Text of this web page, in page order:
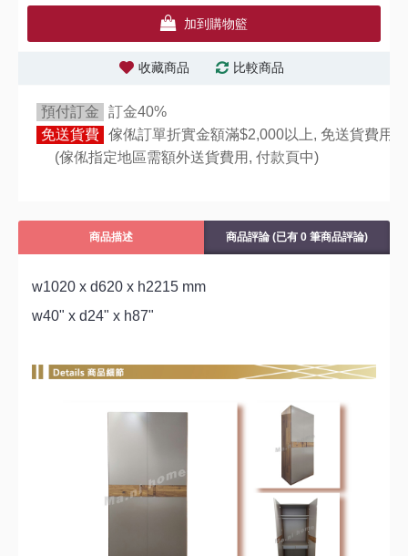
加到購物籃
收藏商品 比較商品
預付訂金
訂金40%
免送貨費 傢俬訂單折實金額滿$2,000以上, 免送貨費用,
(傢俬指定地區需額外送貨費用, 付款頁中)
商品描述 商品評論 (已有 0 筆商品評論)
w1020 x d620 x h2215 mm
w40" x d24" x h87"